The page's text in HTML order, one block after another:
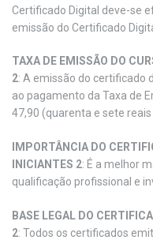
Certificado Digital deve-se
emissão do Certificado
TAXA DE EMISSÃO DO
2: A emissão do certificado
ao pagamento da Taxa de
47,90 (quarenta e sete
IMPORTÂNCIA DO
INICIANTES 2: É a melhor
qualificação profissional e
BASE LEGAL DO
2: Todos os certificados